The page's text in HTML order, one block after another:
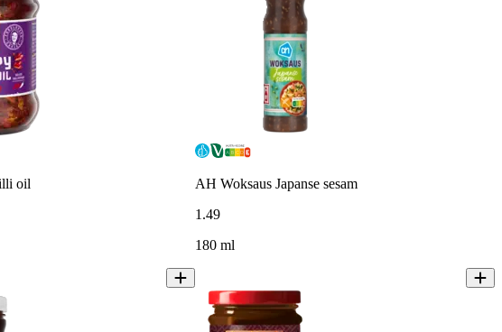
oil
AH Woksaus Japanse sesam
1.49
180 ml